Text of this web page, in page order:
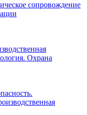
сопровождение
Охрана